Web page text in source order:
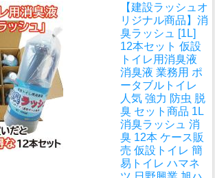
【建設ラッシュオ
リジナル商品】消
臭ラッシュ [1L]
12本セット 仮設
トイレ用消臭液
消臭液 業務用 ポ
ータブルトイレ
人気 強力 防虫 脱
臭 セット商品 1L
消臭ラッシュ 消
臭 12本 ケース販
売 仮設トイレ 簡
易トイレ ハマネ